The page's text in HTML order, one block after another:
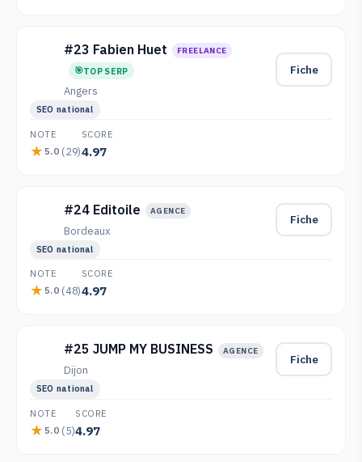
#23 Fabien Huet FREELANCE
TOP SERP
Angers
Fiche
SEO national
NOTE
5.0 (29)
SCORE
4.97
#24 Editoile AGENCE
Bordeaux
Fiche
SEO national
NOTE
5.0 (48)
SCORE
4.97
#25 JUMP MY BUSINESS AGENCE
Dijon
Fiche
SEO national
NOTE
5.0 (5)
SCORE
4.97